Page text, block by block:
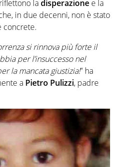
ladisperazione e la
in due decenni, non è stato
concrete.
si rinnova più forte il
per l’insuccesso nel
la mancata giustizia!” ha
a Pietro Pulizzi, padre